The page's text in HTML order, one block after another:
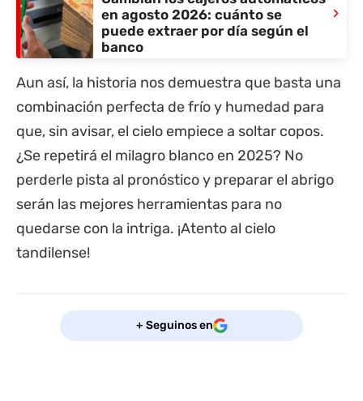
en agosto 2026: cuánto se
puede extraer por día según el
banco
›
Aun así, la historia nos demuestra que basta una
combinación perfecta de frío y humedad para
que, sin avisar, el cielo empiece a soltar copos.
¿Se repetirá el milagro blanco en 2025? No
perderle pista al pronóstico y preparar el abrigo
serán las mejores herramientas para no
quedarse con la intriga. ¡Atento al cielo
tandilense!
+ Seguinos en